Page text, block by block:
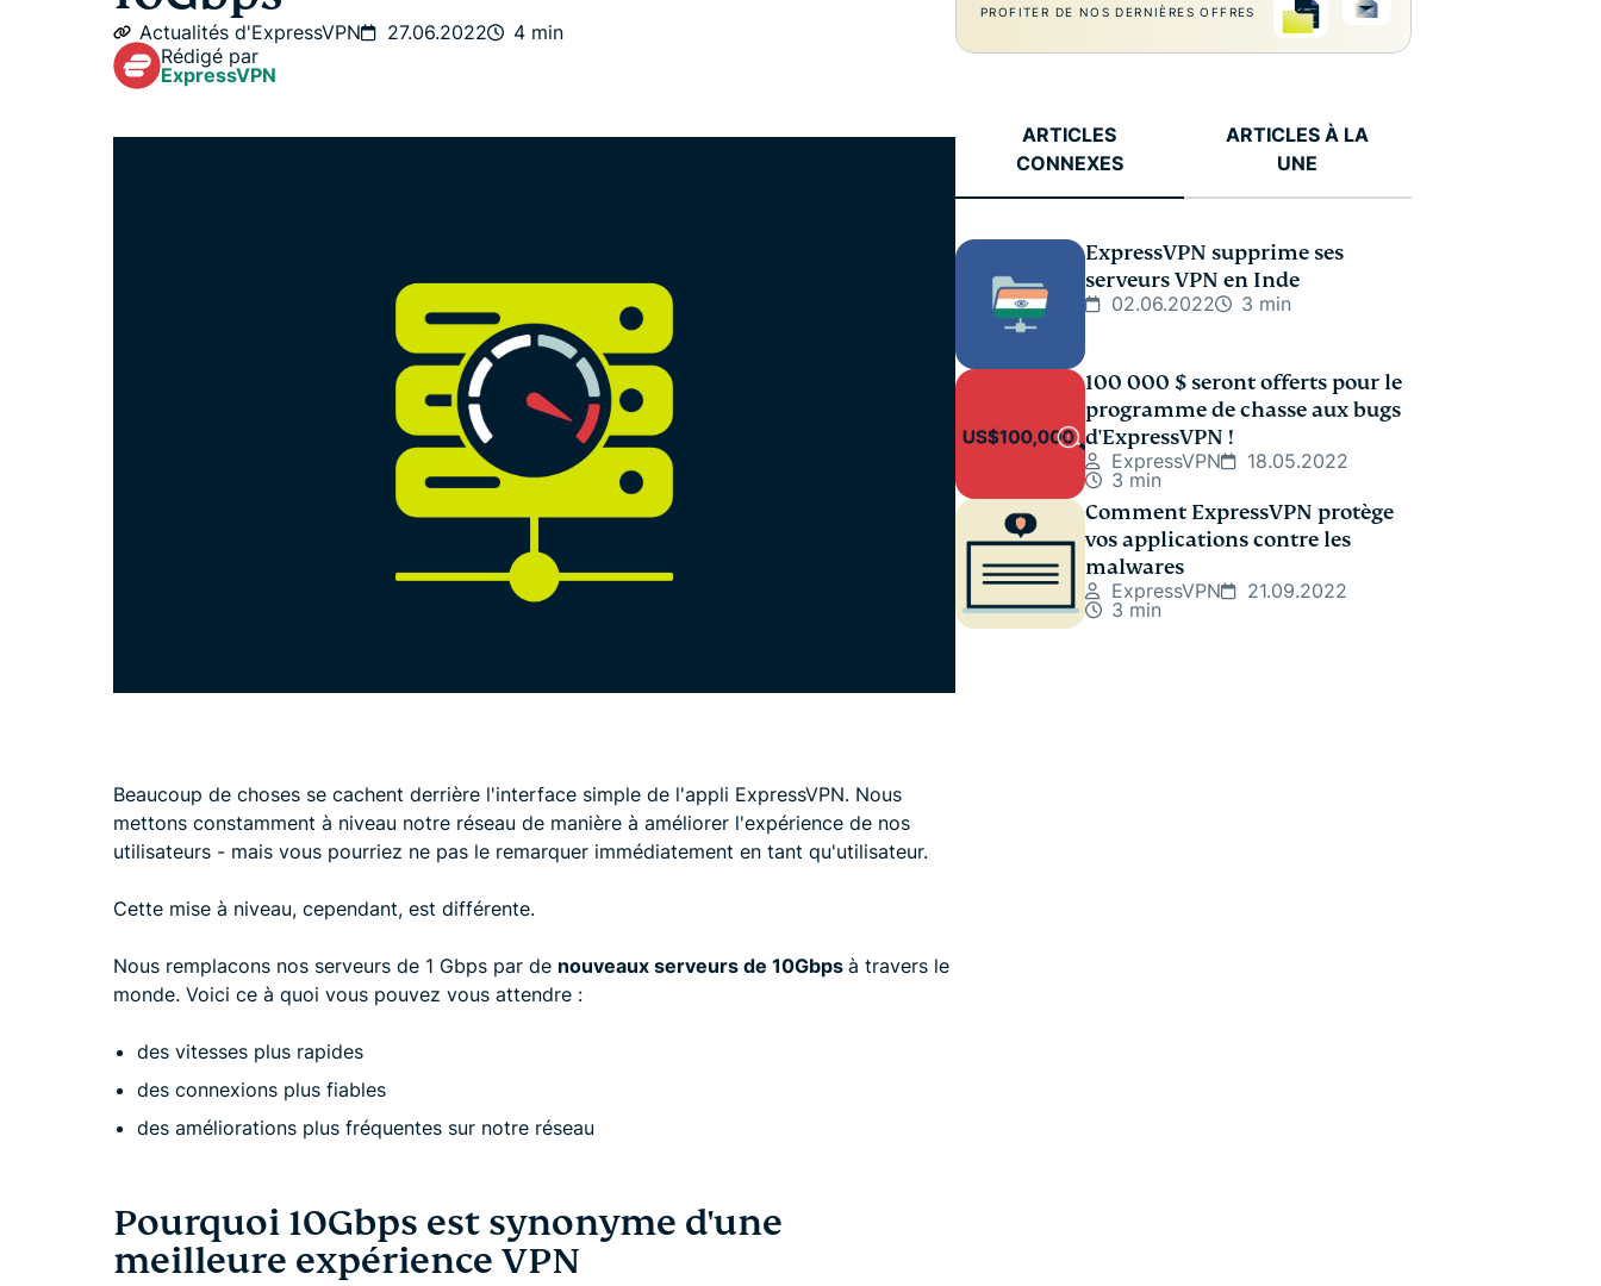
service du
Actualités d'ExpressVPN 27.06.2022
4 min
Rédigé par
ExpressVPN
Beaucoup de choses se cachent derrière l'interface simple de l'appli ExpressVPN. Nous
mettons constamment à niveau notre réseau de manière à améliorer l'expérience de nos
utilisateurs - mais vous pourriez ne pas le remarquer immédiatement en tant qu'utilisateur.
Cette mise à niveau, cependant, est différente.
Nous remplacons nos serveurs de 1 Gbps par de nouveaux serveurs de 10Gbps à travers le
monde. Voici ce à quoi vous pouvez vous attendre :
des vitesses plus rapides
des connexions plus fiables
des améliorations plus fréquentes sur notre réseau
Pourquoi 10Gbps est synonyme d'une
meilleure expérience VPN
PROFITER DE NOS DERNIÈRES OFFRES
ARTICLES
CONNEXES
ARTICLES À LA
UNE
ExpressVPN supprime ses
serveurs VPN en Inde
02.06.2022 3 min
100 000 $ seront offerts pour le
programme de chasse aux bugs
d'ExpressVPN !
ExpressVPN
18.05.2022
3 min
Comment ExpressVPN protège
vos applications contre les
malwares
ExpressVPN
21.09.2022
3 min